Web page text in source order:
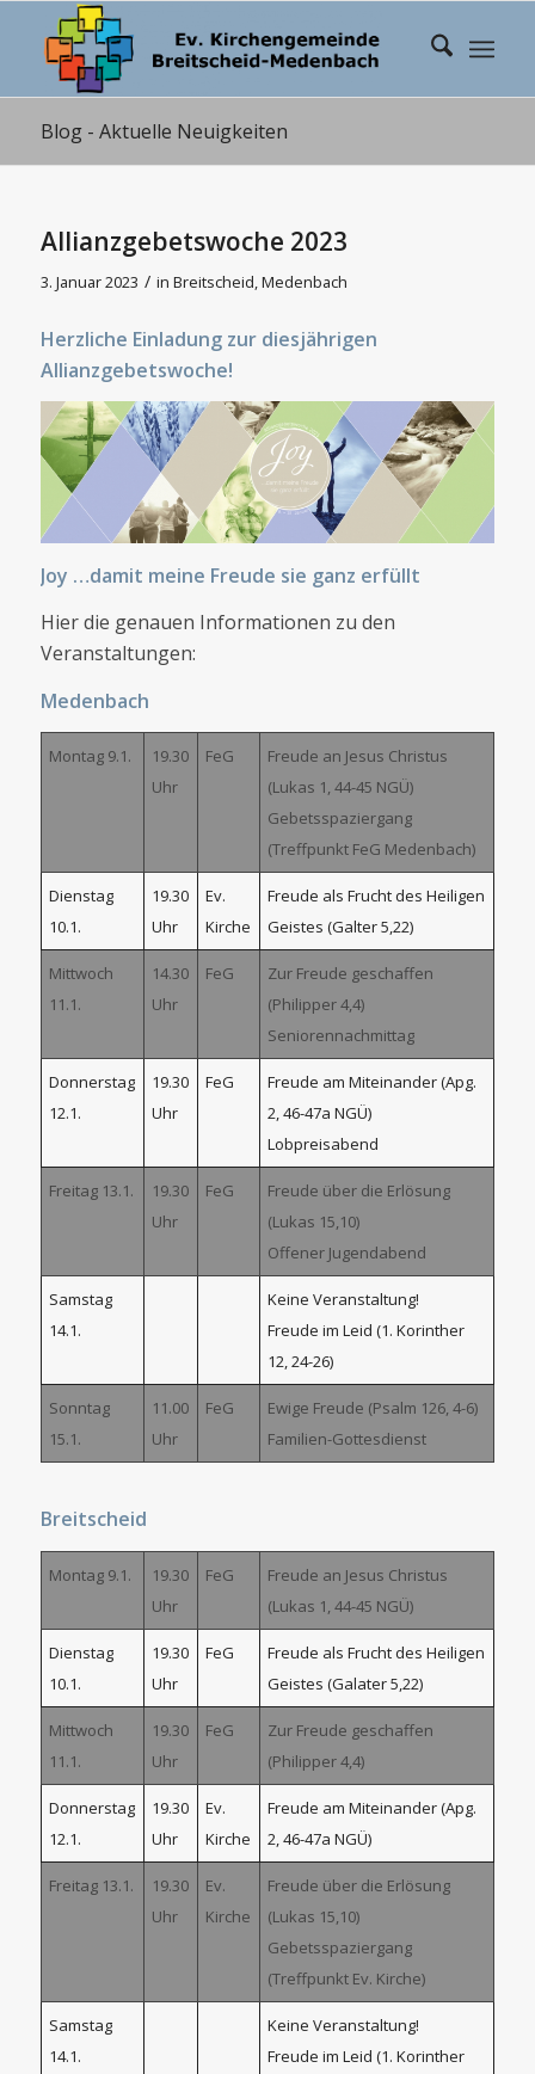
Blog - Aktuelle Neuigkeiten
Allianzgebetswoche 2023
3. Januar 2023 / in Breitscheid,Medenbach
Herzliche Einladung zur diesjährigen
Allianzgebetswoche!
Joy …damit meine Freude sie ganz erfüllt
Hier die genauen Informationen zu den
Veranstaltungen:
Medenbach
Montag 9.1.
19.30
Uhr
FeG
Freude an Jesus Christus
(Lukas 1, 44-45 NGÜ)
Gebetsspaziergang
(Treffpunkt FeG Medenbach)
Dienstag
10.1.
19.30
Uhr
Ev.
Kirche
Freude als Frucht des Heiligen
Geistes (Galter 5,22)
Mittwoch
11.1.
14.30
Uhr
FeG
Zur Freude geschaffen
(Philipper 4,4)
Seniorennachmittag
Donnerstag
12.1.
19.30
Uhr
FeG
Freude am Miteinander (Apg.
2, 46-47a NGÜ)
Lobpreisabend
Freitag 13.1.
19.30
Uhr
FeG
Freude über die Erlösung
(Lukas 15,10)
Offener Jugendabend
Samstag
14.1.
Keine Veranstaltung!
Freude im Leid (1. Korinther
12, 24-26)
Sonntag
15.1.
11.00
Uhr
FeG
Ewige Freude (Psalm 126, 4-6)
Familien-Gottesdienst
Breitscheid
Montag 9.1.
19.30
Uhr
FeG
Freude an Jesus Christus
(Lukas 1, 44-45 NGÜ)
Dienstag
10.1.
19.30
Uhr
FeG
Freude als Frucht des Heiligen
Geistes (Galater 5,22)
Mittwoch
11.1.
19.30
Uhr
FeG
Zur Freude geschaffen
(Philipper 4,4)
Donnerstag
12.1.
19.30
Uhr
Ev.
Kirche
Freude am Miteinander (Apg.
2, 46-47a NGÜ)
Freitag 13.1.
19.30
Uhr
Ev.
Kirche
Freude über die Erlösung
(Lukas 15,10)
Gebetsspaziergang
(Treffpunkt Ev. Kirche)
Samstag
14.1.
Keine Veranstaltung!
Freude im Leid (1. Korinther